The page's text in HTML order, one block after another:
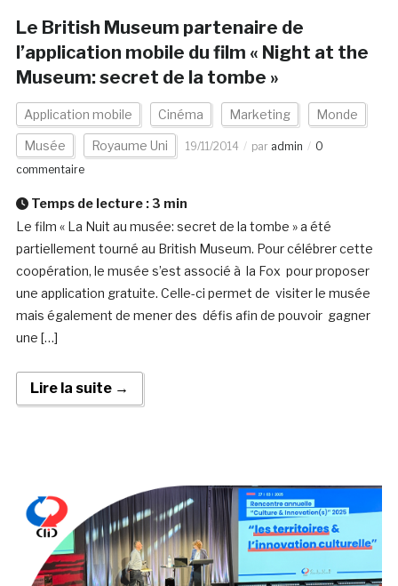
Le British Museum partenaire de
l’application mobile du film « Night at the
Museum: secret de la tombe »
Application mobile Cinéma Marketing Monde
Musée Royaume Uni 19/11/2014 par admin
0
commentaire
Temps de lecture : 3 min
Le film « La Nuit au musée: secret de la tombe » a été
partiellement tourné au British Museum. Pour célébrer cette
coopération, le musée s’est associé à la Fox pour proposer
une application gratuite. Celle-ci permet de visiter le musée
mais également de mener des défis afin de pouvoir gagner
une […]
Lire la suite →